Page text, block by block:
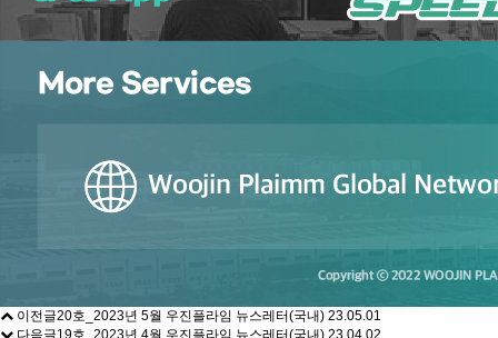
이전글20호_2023년 5월 우진플라임 뉴스레터(국내) 23.05.01
다음글19호_2023년 4월 우진플라임 뉴스레터(국내) 23.04.02